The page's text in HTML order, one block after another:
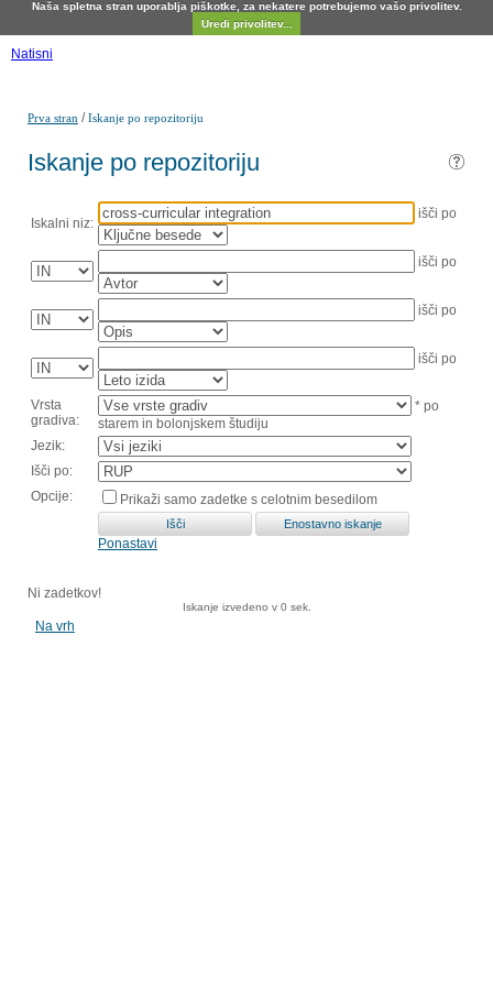
Naša spletna stran uporablja piškotke, za nekatere potrebujemo vašo privolitev.
Uredi privolitev...
Natisni
Prva stran /Iskanje po repozitoriju
Iskanje po repozitoriju
Iskalni niz:
išči po
išči po
išči po
išči po
Vrsta
gradiva:
* po
starem in bolonjskem študiju
Jezik:
Išči po:
Opcije:
Prikaži samo zadetke s celotnim besedilom
Ponastavi
Ni zadetkov!
Iskanje izvedeno v 0 sek.
Na vrh